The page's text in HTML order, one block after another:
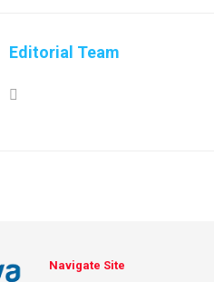
Editorial Team
Navigate Site